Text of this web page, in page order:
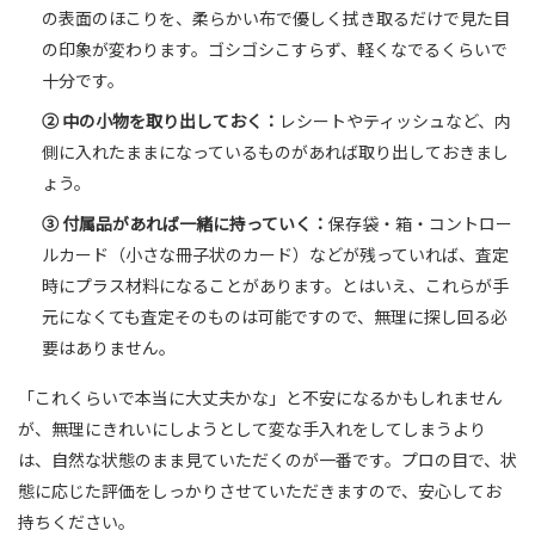
の表面のほこりを、柔らかい布で優しく拭き取るだけで見た目
の印象が変わります。ゴシゴシこすらず、軽くなでるくらいで
十分です。
② 中の小物を取り出しておく： レシートやティッシュなど、内
側に入れたままになっているものがあれば取り出しておきまし
ょう。
③ 付属品があれば一緒に持っていく： 保存袋・箱・コントロー
ルカード（小さな冊子状のカード）などが残っていれば、査定
時にプラス材料になることがあります。とはいえ、これらが手
元になくても査定そのものは可能ですので、無理に探し回る必
要はありません。
「これくらいで本当に大丈夫かな」と不安になるかもしれません
が、無理にきれいにしようとして変な手入れをしてしまうより
は、自然な状態のまま見ていただくのが一番です。プロの目で、状
態に応じた評価をしっかりさせていただきますので、安心してお
持ちください。